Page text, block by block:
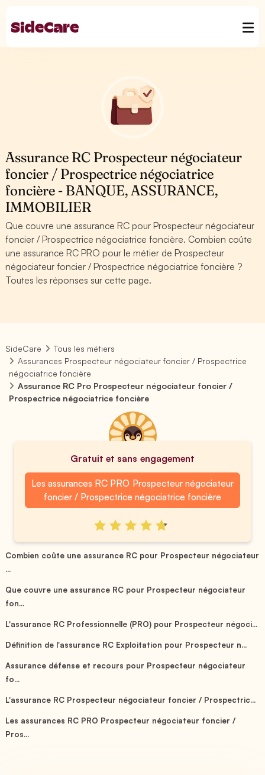
Assurance RC Prospecteur négociateur
foncier / Prospectrice négociatrice
foncière - BANQUE, ASSURANCE,
IMMOBILIER
Que couvre une assurance RC pour Prospecteur négociateur
foncier / Prospectrice négociatrice foncière. Combien coûte
une assurance RC PRO pour le métier de Prospecteur
négociateur foncier / Prospectrice négociatrice foncière ?
Toutes les réponses sur cette page.
SideCare
Tous les métiers
Assurances Prospecteur négociateur foncier / Prospectrice
négociatrice foncière
Assurance RC Pro Prospecteur négociateur foncier /
Prospectrice négociatrice foncière
Gratuit et sans engagement
Les assurances RC PRO Prospecteur négociateur
foncier / Prospectrice négociatrice foncière
Combien coûte une assurance RC pour Prospecteur négociateur
...
Que couvre une assurance RC pour Prospecteur négociateur
fon...
L'assurance RC Professionnelle (PRO) pour Prospecteur négoci...
Définition de l'assurance RC Exploitation pour Prospecteur n...
Assurance défense et recours pour Prospecteur négociateur
fo...
L'assurance RC Prospecteur négociateur foncier / Prospectric...
Les assurances RC PRO Prospecteur négociateur foncier /
Pros...